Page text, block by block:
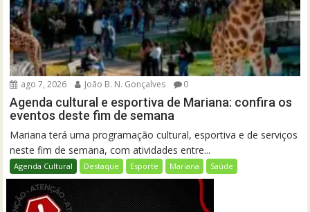
ago 7, 2026 João B. N. Gonçalves 0
Agenda cultural e esportiva de Mariana: confira os
eventos deste fim de semana
Mariana terá uma programação cultural, esportiva e de serviços
neste fim de semana, com atividades entre...
Agenda Cultural Destaque Esporte Mariana Saúde